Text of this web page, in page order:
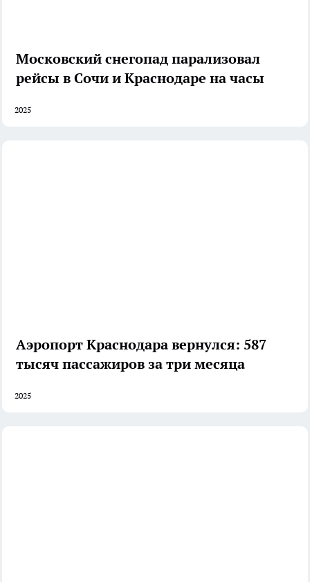
Московский снегопад парализовал
рейсы в Сочи и Краснодаре на часы
2025
Аэропорт Краснодара вернулся: 587
тысяч пассажиров за три месяца
2025